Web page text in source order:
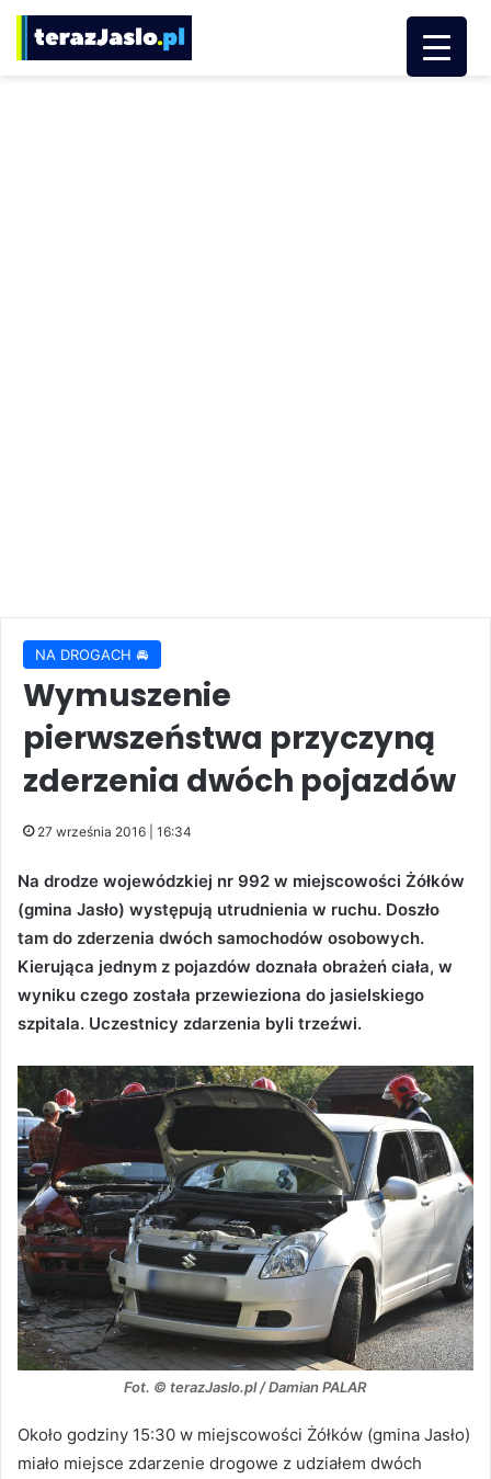
NA DROGACH 🚘
Wymuszenie
pierwszeństwa przyczyną
zderzenia dwóch pojazdów
27 września 2016 | 16:34
Na drodze wojewódzkiej nr 992 w miejscowości Żółków
(gmina Jasło) występują utrudnienia w ruchu. Doszło
tam do zderzenia dwóch samochodów osobowych.
Kierująca jednym z pojazdów doznała obrażeń ciała, w
wyniku czego została przewieziona do jasielskiego
szpitala. Uczestnicy zdarzenia byli trzeźwi.
Fot. © terazJaslo.pl / Damian PALAR
Około godziny 15:30 w miejscowości Żółków (gmina Jasło)
miało miejsce zdarzenie drogowe z udziałem dwóch